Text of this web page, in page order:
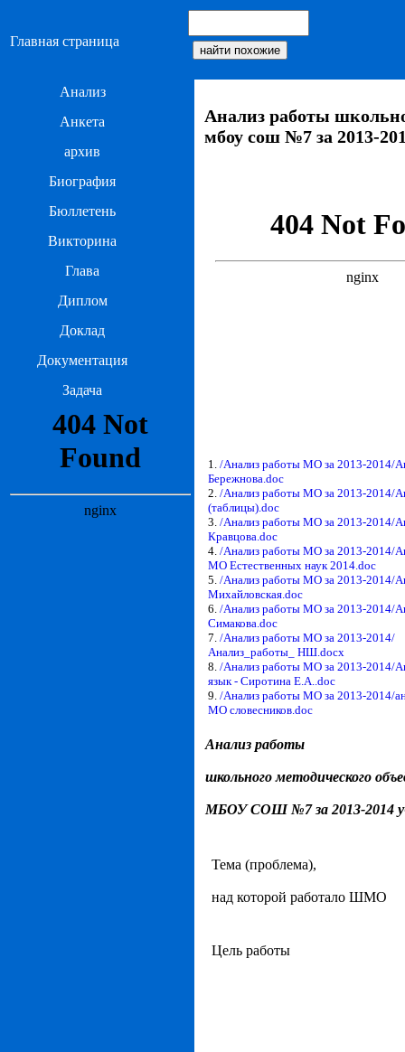
Главная страница
Анализ
Анкета
архив
Биография
Бюллетень
Викторина
Глава
Диплом
Доклад
Документация
Задача
Анализ работы
мбоу сош №7 за 2013-
1. /Анализ работы МО за 2013-2014/
Бережнова.doc
2. /Анализ работы МО за 2013-2014/
(таблицы).doc
3. /Анализ работы МО за 2013-2014/
Кравцова.doc
4. /Анализ работы МО за 2013-2014/
МО Естественных наук 2014.doc
5. /Анализ работы МО за 2013-2014/
Михайловская.doc
6. /Анализ работы МО за 2013-2014/
Симакова.doc
7. /Анализ работы МО за 2013-2014/
Анализ_работы_ НШ.docx
8. /Анализ работы МО за 2013-2014/
язык - Сиротина Е.А..doc
9. /Анализ работы МО за 2013-2014/
МО словесников.doc
Анализ работы
школьного методического
МБОУ СОШ №7 за 2013-2014
Тема (проблема),
над которой работало ШМО
Цель работы